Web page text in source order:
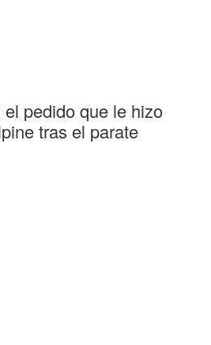
pedido que le hizo
tras el parate